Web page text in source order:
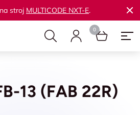
stroj MULTICODE NXT-E.
13 (FAB 22R)